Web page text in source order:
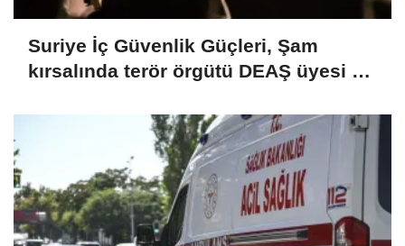
Suriye İç Güvenlik Güçleri, Şam
kırsalında terör örgütü DEAŞ üyesi 2